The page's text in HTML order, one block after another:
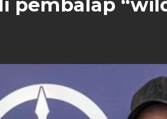
pembalap